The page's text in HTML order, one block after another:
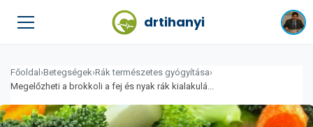
drtihanyi
Főoldal ›Betegségek›Rák természetes gyógyítása›
Megelőzheti a brokkoli a fej és nyak rák kialakulá...